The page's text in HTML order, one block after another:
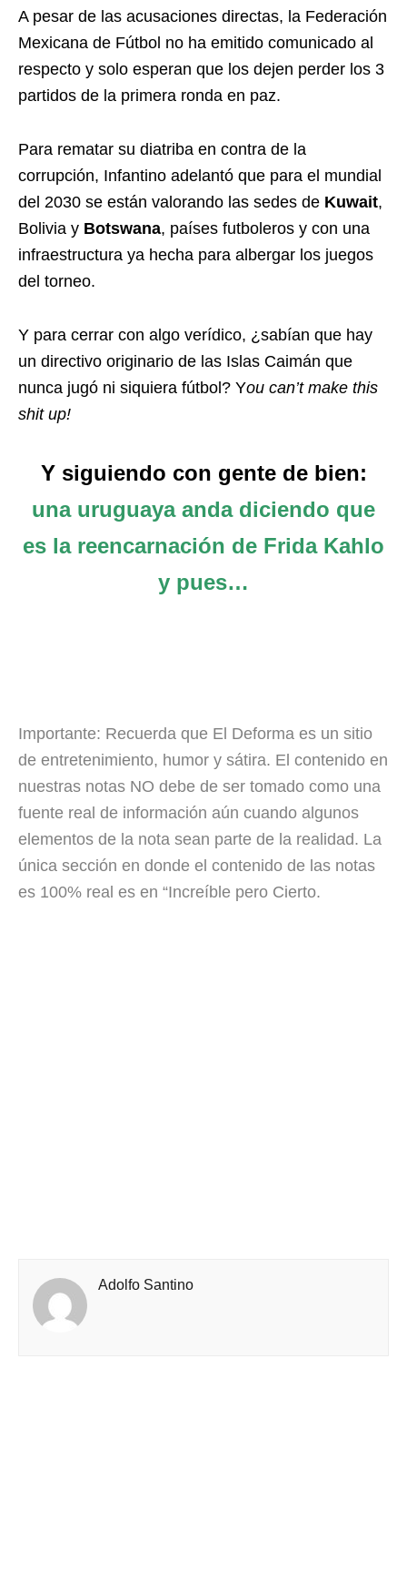
A pesar de las acusaciones directas, la Federación
Mexicana de Fútbol no ha emitido comunicado al
respecto y solo esperan que los dejen perder los 3
partidos de la primera ronda en paz.
Para rematar su diatriba en contra de la
corrupción, Infantino adelantó que para el mundial
del 2030 se están valorando las sedes de Kuwait,
Bolivia y Botswana, países futboleros y con una
infraestructura ya hecha para albergar los juegos
del torneo.
Y para cerrar con algo verídico, ¿sabían que hay
un directivo originario de las Islas Caimán que
nunca jugó ni siquiera fútbol? You can’t make this
shit up!
Y siguiendo con gente de bien:
una uruguaya anda diciendo que
es la reencarnación de Frida Kahlo
y pues…
Importante: Recuerda que El Deforma es un sitio
de entretenimiento, humor y sátira. El contenido en
nuestras notas NO debe de ser tomado como una
fuente real de información aún cuando algunos
elementos de la nota sean parte de la realidad. La
única sección en donde el contenido de las notas
es 100% real es en “Increíble pero Cierto.
Adolfo Santino